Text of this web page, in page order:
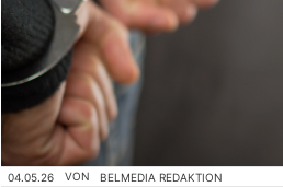
04.05.26 VON BELMEDIA REDAKTION